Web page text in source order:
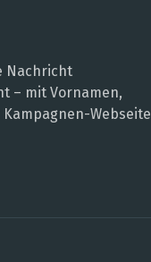
Nachricht
– mit Vornamen,
Webseite